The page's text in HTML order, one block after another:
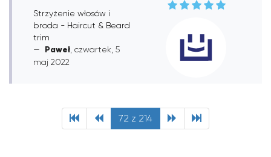
Strzyżenie włosów i
broda - Haircut & Beard
trim
Paweł , czwartek, 5
maj 2022
72 z 214